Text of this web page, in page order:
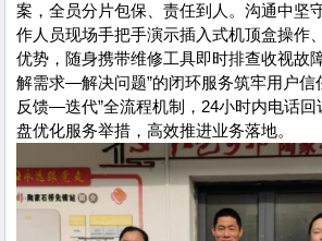
案，全员分片包保、责任到人。沟通中坚
作人员现场手把手演示插入式机顶盒操作
优势，随身携带维修工具即时排查收视故
解需求—解决问题”的闭环服务筑牢用户
反馈—迭代”全流程机制，24小时内电话回
盘优化服务举措，高效推进业务落地。